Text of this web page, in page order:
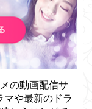
の動画配信サ
マや最新のドラ